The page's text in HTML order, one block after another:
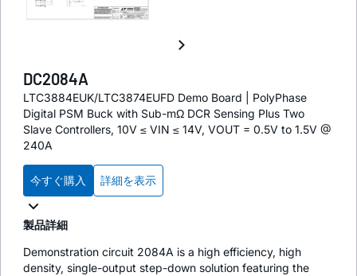
DC2084A
LTC3884EUK/LTC3874EUFD Demo Board | PolyPhase
Digital PSM Buck with Sub-mΩ DCR Sensing Plus Two
Slave Controllers, 10V ≤ VIN ≤ 14V, VOUT = 0.5V to 1.5V @
240A
今すぐ購入 詳細を表示
製品詳細
Demonstration circuit 2084A is a high efficiency, high
density, single-output step-down solution featuring the